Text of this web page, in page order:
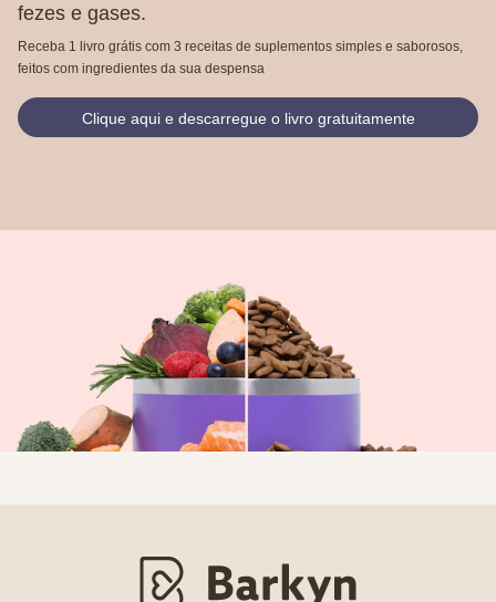
fezes e gases.
Receba 1 livro grátis com 3 receitas de suplementos simples e saborosos,
feitos com ingredientes da sua despensa
Clique aqui e descarregue o livro gratuitamente